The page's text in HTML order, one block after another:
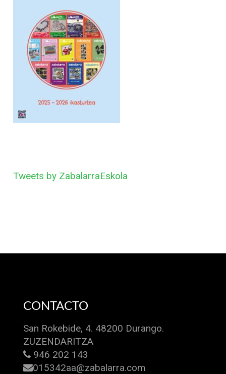
Tweets by ZabalarraEskola
CONTACTO
San Rokebide, 4. 48200 Durango.
ZUZENDARITZA
946 202 143
015342aa@zabalarra.com